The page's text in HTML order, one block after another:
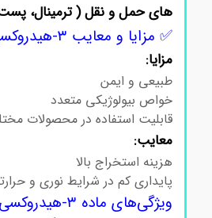
های حمل و نقل ( ترمینال، پست،
✅ مزایا و معایب ۳-هیدروکسی تیروزول
مزایا:
طبیعی و ایمن
خواص بیولوژیکی متعدد
قابلیت استفاده در محصولات مختلف
معایب:
هزینه استخراج بالا
پایداری کم در شرایط نوری و حرارتی
ویژگی‌های ماده ۳-هیدروکسی تیروزول